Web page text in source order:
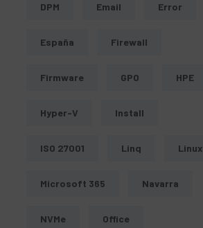
DPM Email Error
España Firewall
Firmware GPO HPE
Hyper-V Install
ISO 27001 Linq Linux
Microsoft 365 Navarra
NVMe Office